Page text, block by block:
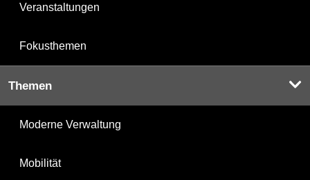
Veranstaltungen
Fokusthemen
Themen
Moderne Verwaltung
Mobilität